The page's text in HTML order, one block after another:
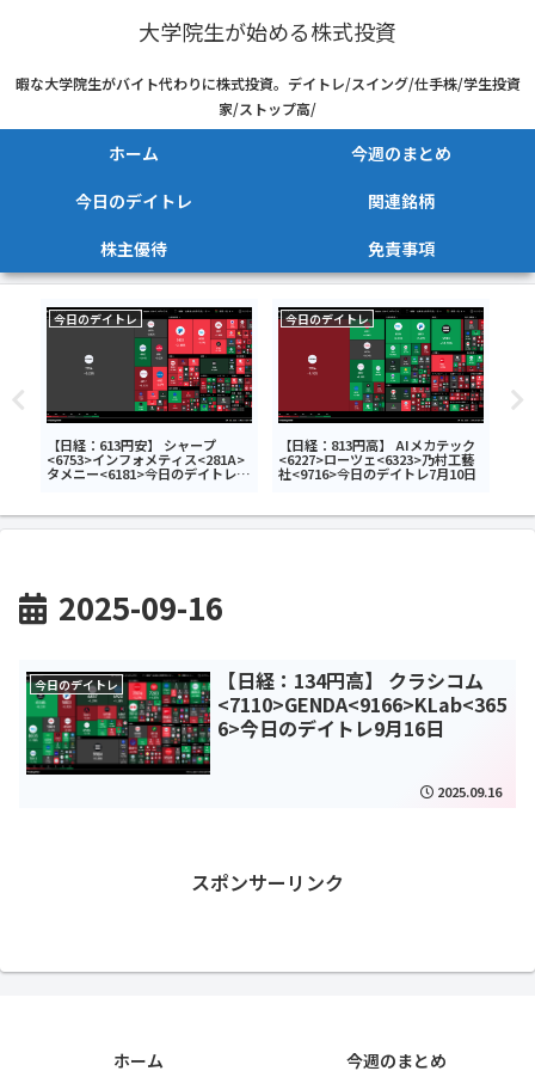
大学院生が始める株式投資
暇な大学院生がバイト代わりに株式投資。デイトレ/スイング/仕手株/学生投資
家/ストップ高/
ホーム
今週のまとめ
今日のデイトレ
関連銘柄
株主優待
免責事項
今日のデイトレ
【日経：613円安】 シャープ
<6753>インフォメティス<281A>
タメニー<6181>今日のデイトレ6
今日のデイトレ
【日経：813円高】 AIメカテック
<6227>ローツェ<6323>乃村工藝
社<9716>今日のデイトレ7月10日
日
2025-09-16
今日のデイトレ
【日経：134円高】 クラシコム
<7110>GENDA<9166>KLab<365
6>今日のデイトレ9月16日
2025.09.16
スポンサーリンク
ホーム 今週のまとめ